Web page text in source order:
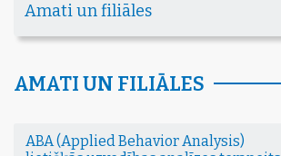
Amati un filiāles
AMATI UN FILIĀLES
ABA (Applied Behavior Analysis)